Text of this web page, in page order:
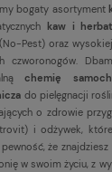
bogaty asortyment
kaw i herbat
(No-Pest) oraz
czworonogów.
chemię
do pielęgnacji
o zdrowie
i odżywek,
że
w swoim życiu, z